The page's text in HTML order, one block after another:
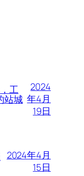
工
站城
2024
年4月
19日
2024年4月
15日